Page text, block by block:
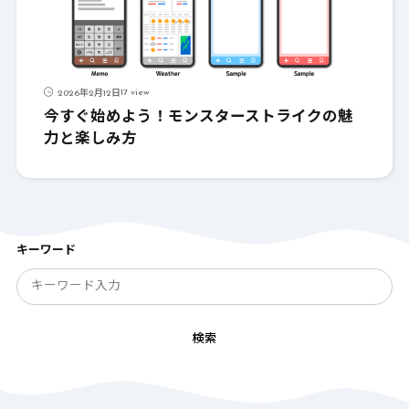
2026年2月12日17 view
今すぐ始めよう！モンスターストライクの魅
力と楽しみ方
キーワード
検索